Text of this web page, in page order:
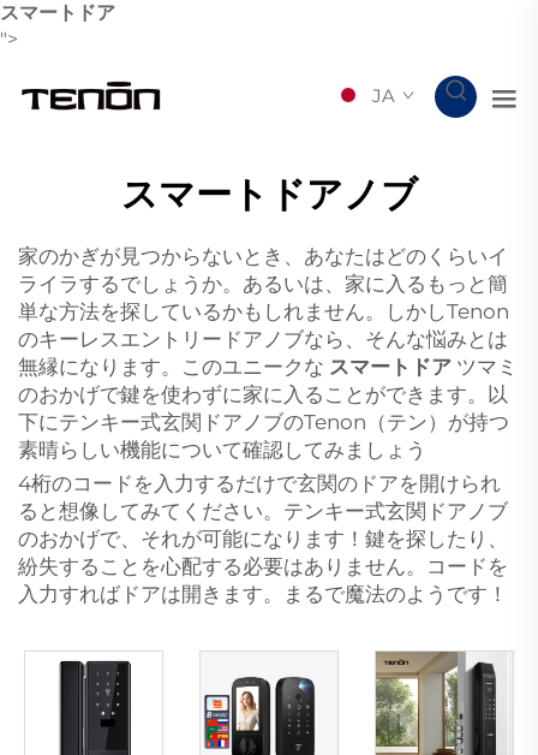
スマートドア
">
JA
スマートドアノブ
家のかぎが見つからないとき、あなたはどのくらいイ
ライラするでしょうか。あるいは、家に入るもっと簡
単な方法を探しているかもしれません。しかしTenon
のキーレスエントリードアノブなら、そんな悩みとは
無縁になります。このユニークな スマートドア ツマミ
のおかげで鍵を使わずに家に入ることができます。以
下にテンキー式玄関ドアノブのTenon（テン）が持つ
素晴らしい機能について確認してみましょう
4桁のコードを入力するだけで玄関のドアを開けられ
ると想像してみてください。テンキー式玄関ドアノブ
のおかげで、それが可能になります！鍵を探したり、
紛失することを心配する必要はありません。コードを
入力すればドアは開きます。まるで魔法のようです！